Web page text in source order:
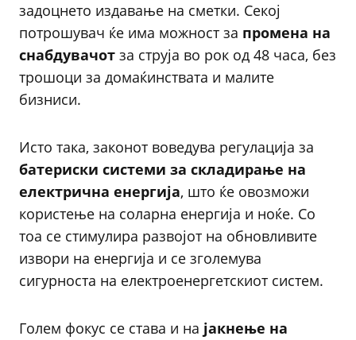
задоцнето издавање на сметки. Секој
потрошувач ќе има можност за промена на
снабдувачот за струја во рок од 48 часа, без
трошоци за домаќинствата и малите
бизниси.
Исто така, законот воведува регулација за
батериски системи за складирање на
електрична енергија, што ќе овозможи
користење на соларна енергија и ноќе. Со
тоа се стимулира развојот на обновливите
извори на енергија и се зголемува
сигурноста на електроенергетскиот систем.
Голем фокус се става и на јакнење на